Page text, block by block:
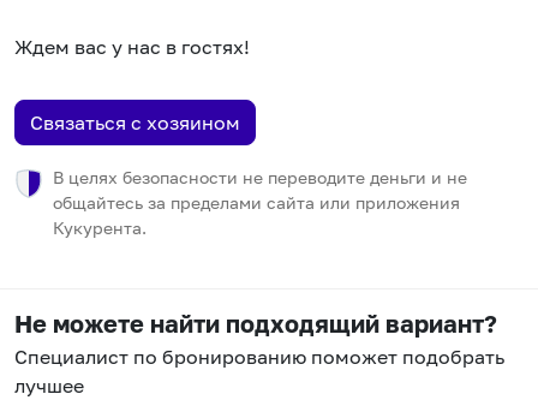
Ждем вас у нас в гостях!
Связаться с хозяином
В целях безопасности не переводите деньги и не
общайтесь за пределами сайта или приложения
Кукурента.
Не можете найти подходящий вариант?
Специалист по бронированию поможет подобрать
лучшее